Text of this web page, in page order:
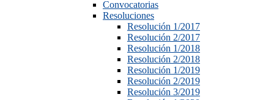
Convocatorias
Resoluciones
Resolución 1/2017
Resolución 2/2017
Resolución 1/2018
Resolución 2/2018
Resolución 1/2019
Resolución 2/2019
Resolución 3/2019